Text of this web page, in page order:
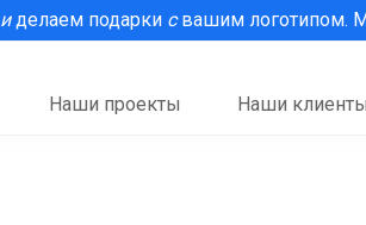
Наши клиенты
Наши проекты
иделаем подарки свашим логотипом.